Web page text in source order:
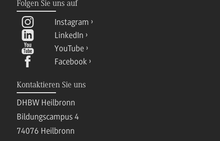
Folgen Sie uns auf
Instagram
LinkedIn
YouTube
Facebook
Kontaktieren Sie uns
DHBW Heilbronn
Bildungscampus 4
74076 Heilbronn